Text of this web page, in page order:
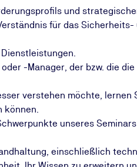
und
für das
-Manager, der bzw. die
verstehen möchte, lernen
können.
unseres
einschließlich